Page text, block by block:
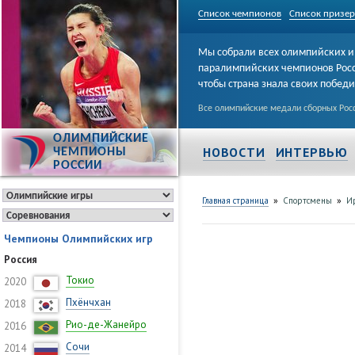
Список чемпионов Список
ОЛИМПИЙСКИЕ
ЧЕМПИОНЫ
РОССИИ
Мы собрали всех олимпийских и
паралимпийских чемпионов
чтобы страна знала своих
Все олимпийские медали сборных
НОВОСТИ ИНТЕРВЬЮ
Чемпионы Олимпийских игр
Россия
2020
Токио
2018
Пхёнчхан
2016
Рио-де-Жанейро
2014
Сочи
Главная страница » Спортсмены »